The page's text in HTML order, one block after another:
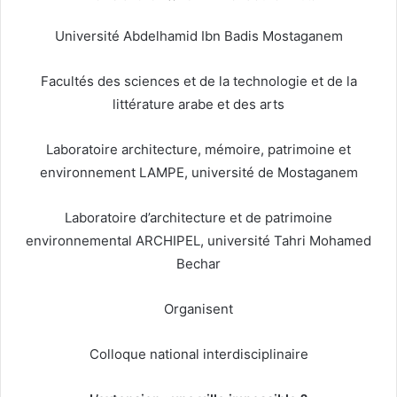
Université Abdelhamid Ibn Badis Mostaganem
Facultés des sciences et de la technologie et de la
littérature arabe et des arts
Laboratoire architecture, mémoire, patrimoine et
environnement LAMPE, université de Mostaganem
Laboratoire d’architecture et de patrimoine
environnemental ARCHIPEL, université Tahri Mohamed
Bechar
Organisent
Colloque national interdisciplinaire